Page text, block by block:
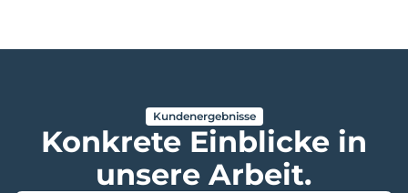
Kundenergebnisse
Konkrete Einblicke in
unsere Arbeit.